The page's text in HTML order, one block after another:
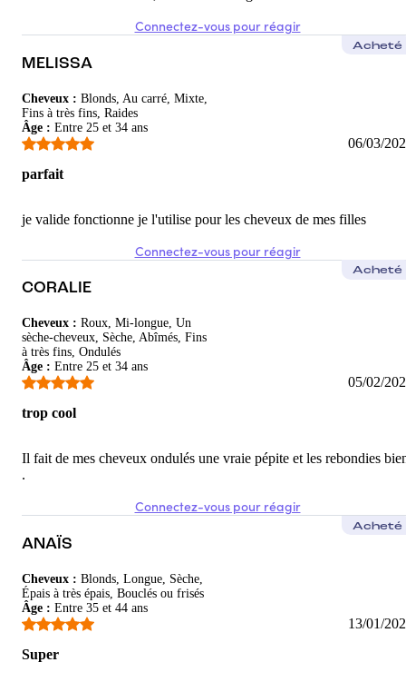
Connectez-vous pour réagir
MELISSA
Cheveux : Blonds, Au carré, Mixte,
Fins à très fins, Raides
Âge : Entre 25 et 34 ans
Acheté
06/03/
parfait
je valide fonctionne je l'utilise pour les cheveux de mes filles
Connectez-vous pour réagir
CORALIE
Cheveux : Roux, Mi-longue, Un
sèche-cheveux, Sèche, Abîmés, Fins
à très fins, Ondulés
Âge : Entre 25 et 34 ans
Acheté
05/02/
trop cool
Il fait de mes cheveux ondulés une vraie pépite et les rebondies
.
Connectez-vous pour réagir
ANAÏS
Cheveux : Blonds, Longue, Sèche,
Épais à très épais, Bouclés ou frisés
Âge : Entre 35 et 44 ans
Acheté
13/01/
Super